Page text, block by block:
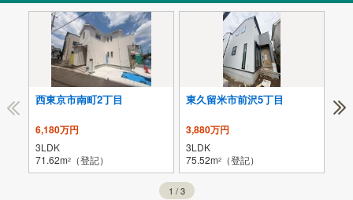
西東京市南町2丁目
6,180万円
3LDK
71.62m2 （登記）
東久留米市前沢5丁目
3,880万円
3LDK
75.52m2 （登記）
東
1 /3